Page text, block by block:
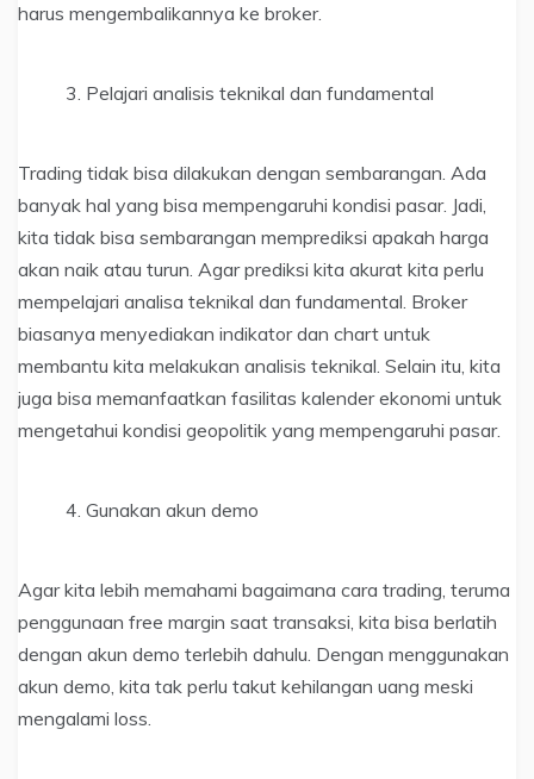
harus mengembalikannya ke broker.
Pelajari analisis teknikal dan fundamental
Trading tidak bisa dilakukan dengan sembarangan. Ada
banyak hal yang bisa mempengaruhi kondisi pasar. Jadi,
kita tidak bisa sembarangan memprediksi apakah harga
akan naik atau turun. Agar prediksi kita akurat kita perlu
mempelajari analisa teknikal dan fundamental. Broker
biasanya menyediakan indikator dan chart untuk
membantu kita melakukan analisis teknikal. Selain itu, kita
juga bisa memanfaatkan fasilitas kalender ekonomi untuk
mengetahui kondisi geopolitik yang mempengaruhi pasar.
Gunakan akun demo
Agar kita lebih memahami bagaimana cara trading, teruma
penggunaan free margin saat transaksi, kita bisa berlatih
dengan akun demo terlebih dahulu. Dengan menggunakan
akun demo, kita tak perlu takut kehilangan uang meski
mengalami loss.